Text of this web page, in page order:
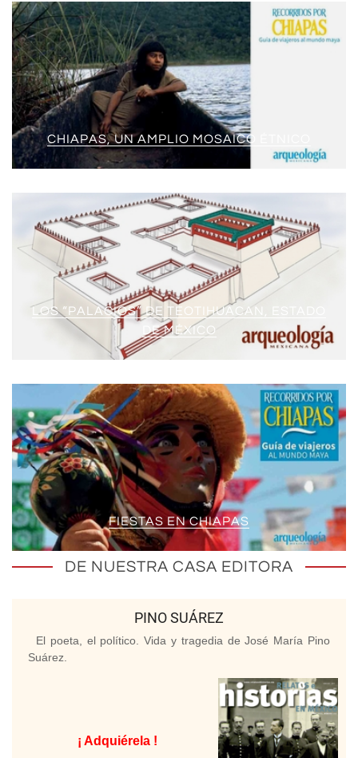
CHIAPAS, UN AMPLIO MOSAICO ÉTNICO
LOS “PALACIOS” DE TEOTIHUACAN, ESTADO
DE MÉXICO
FIESTAS EN CHIAPAS
DE NUESTRA CASA EDITORA
PINO SUÁREZ
El poeta, el político. Vida y tragedia de José María Pino
Suárez.
¡ Adquiérela !